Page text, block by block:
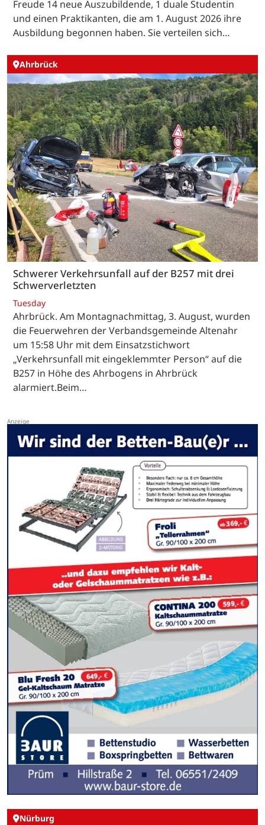
Freude 14 neue Auszubildende, 1 duale Studentin
und einen Praktikanten, die am 1. August 2026 ihre
Ausbildung begonnen haben. Sie verteilen sich…
Ahrbrück
Schwerer Verkehrsunfall auf der B257 mit drei
Schwerverletzten
Tuesday
Ahrbrück. Am Montagnachmittag, 3. August, wurden
die Feuerwehren der Verbandsgemeinde Altenahr
um 15:58 Uhr mit dem Einsatzstichwort
„Verkehrsunfall mit eingeklemmter Person“ auf die
B257 in Höhe des Ahrbogens in Ahrbrück
alarmiert.Beim…
Nürburg